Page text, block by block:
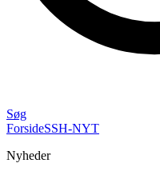
Søg
ForsideSSH-NYT
Nyheder